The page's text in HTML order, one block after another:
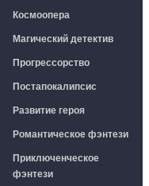
Космоопера
Магический детектив
Прогрессорство
Постапокалипсис
Развитие героя
Романтическое фэнтези
Приключенческое
фэнтези